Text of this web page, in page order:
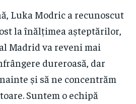
Luka Modric a recunoscut
la înălțimea așteptărilor,
Madrid va reveni mai
dureroasă, dar
și să ne concentrăm
Suntem o echipă